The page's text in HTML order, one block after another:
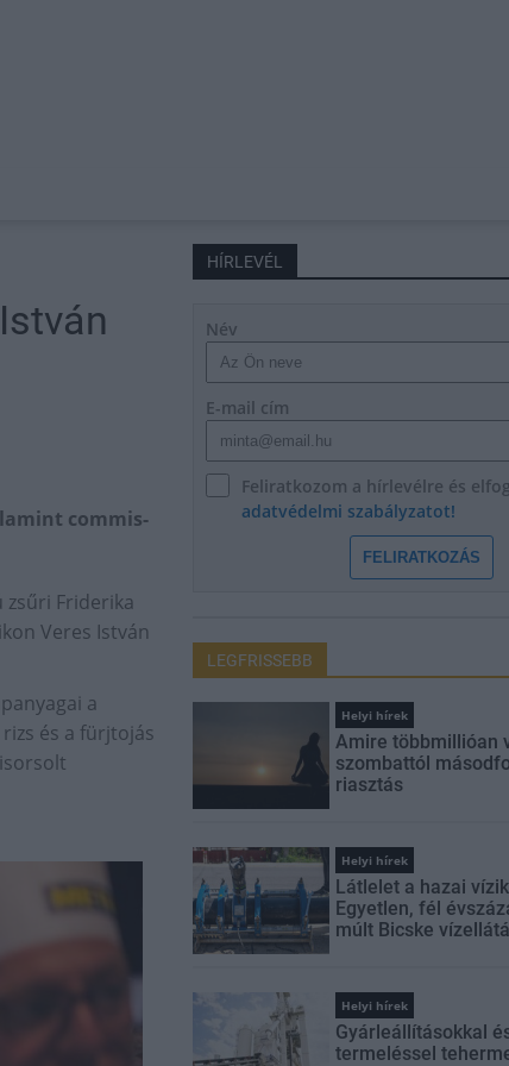
commis-
zsűri Friderika
Veres István
a
és a fürjtojás
HÍRLEVÉL
Név
E-mail cím
Feliratkozom a hírlevélre és
adatvédelmi szabályzatot!
FELIRATKOZÁS
LEGFRISSEBB
Helyi hírek
Amire többmillióan
szombattól
riasztás
Helyi hírek
Látlelet a hazai
Egyetlen, fél
múlt Bicske
Helyi hírek
Gyárleállításokkal
termeléssel